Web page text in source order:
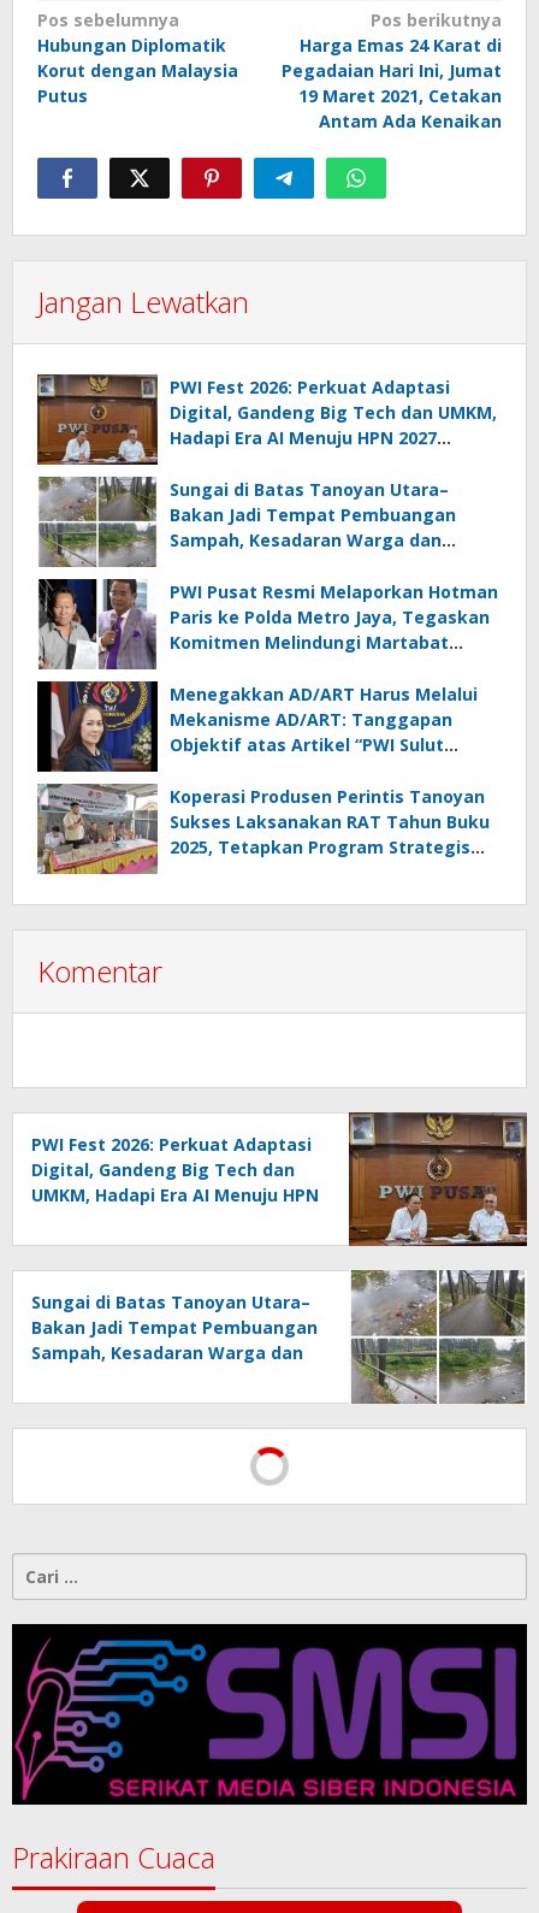
Navigasi
pos
Pos sebelumnya
Hubungan Diplomatik
Korut dengan Malaysia
Putus
Pos berikutnya
Harga Emas 24 Karat di
Pegadaian Hari Ini, Jumat
19 Maret 2021, Cetakan
Antam Ada Kenaikan
Jangan Lewatkan
PWI Fest 2026: Perkuat Adaptasi
Digital, Gandeng Big Tech dan UMKM,
Hadapi Era AI Menuju HPN 2027
Sungai di Batas Tanoyan Utara–
Bakan Jadi Tempat Pembuangan
Sampah, Kesadaran Warga dan
PWI Pusat Resmi Melaporkan Hotman
Paris ke Polda Metro Jaya, Tegaskan
Komitmen Melindungi Martabat
Menegakkan AD/ART Harus Melalui
Mekanisme AD/ART: Tanggapan
Objektif atas Artikel “PWI Sulut
Melanggar Aturan”
Koperasi Produsen Perintis Tanoyan
Sukses Laksanakan RAT Tahun Buku
2025, Tetapkan Program Strategis
Komentar
PWI Fest 2026: Perkuat Adaptasi
Digital, Gandeng Big Tech dan
UMKM, Hadapi Era AI Menuju HPN
Sungai di Batas Tanoyan Utara–
Bakan Jadi Tempat Pembuangan
Sampah, Kesadaran Warga dan
Dipertanyakan
untuk:
Prakiraan Cuaca